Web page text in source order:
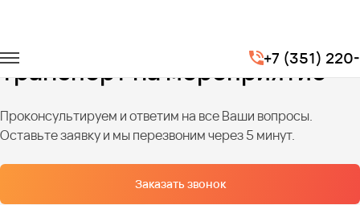
+7 (351)
Транспортное обслуживание мероприятий
Транспорт на мероприятие
Проконсультируем и ответим на все Ваши вопросы.
Оставьте заявку и мы перезвоним через 5 минут.
Заказать звонок